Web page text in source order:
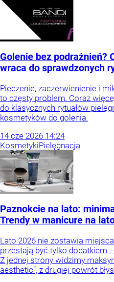
Golenie bez podrażnień?
wraca do sprawdzonych
Pieczenie, zaczerwienienie i
to częsty problem. Coraz
do klasycznych rytuałów
kosmetyków do golenia.
14 cze 2026 14:24
KosmetykiPielęgnacja
Paznokcie na lato:
Trendy w manicure na
Lato 2026 nie zostawia
przestają być tylko dodatkiem
Z jednej strony widzimy
aesthetic”, z drugiej powrót